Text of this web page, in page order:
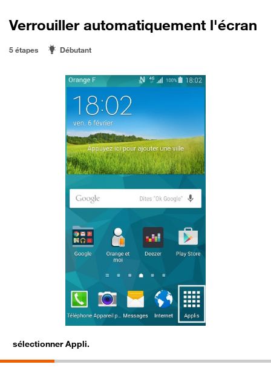
Verrouiller automatiquement l'écran
5 étapes Débutant
sélectionner Appli.